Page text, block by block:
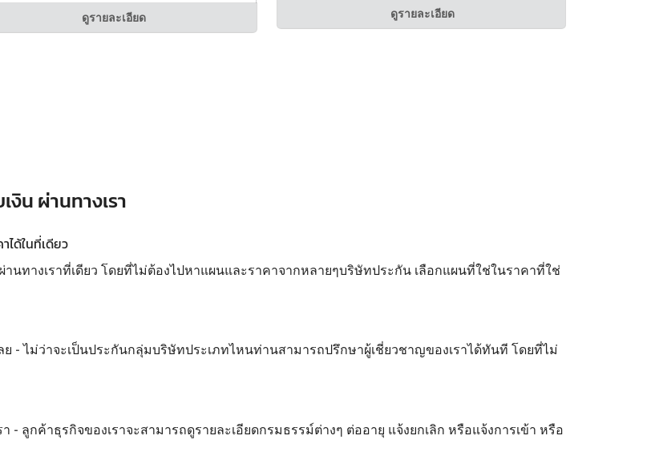
ดูรายละเอียด ดูรายละเอียด
งิน ผ่านทางเรา
ได้ในที่เดียว
นทางเราที่เดียว โดยที่ไม่ต้องไปหาแผนและราคาจากหลายๆบริษัทประกัน เลือกแผนที่ใช่ในราคาที่ใช่
- ไม่ว่าจะเป็นประกันกลุ่มบริษัทประเภทไหนท่านสามารถปรึกษาผู้เชี่ยวชาญของเราได้ทันที โดยที่ไม่
- ลูกค้าธุรกิจของเราจะสามารถดูรายละเอียดกรมธรรม์ต่างๆ ต่ออายุ แจ้งยกเลิก หรือแจ้งการเข้า หรือ